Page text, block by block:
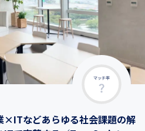
マッチ率
×ITなどあらゆる社会課題の解